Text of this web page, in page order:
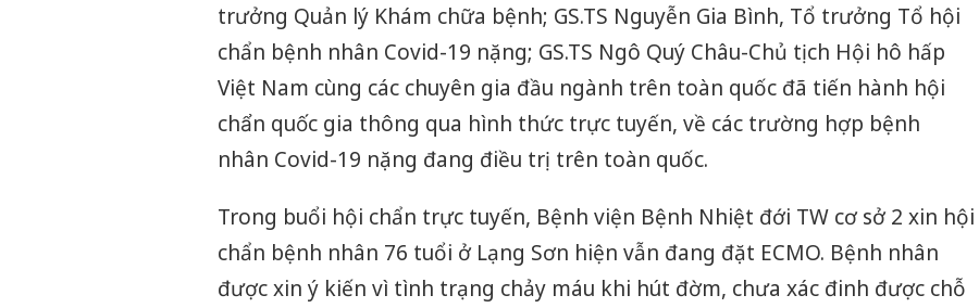
trưởng Quản lý Khám chữa bệnh; GS.TS Nguyễn Gia Bình, Tổ trưởng Tổ hội
chẩn bệnh nhân Covid-19 nặng; GS.TS Ngô Quý Châu-Chủ tịch Hội hô hấp
Việt Nam cùng các chuyên gia đầu ngành trên toàn quốc đã tiến hành hội
chẩn quốc gia thông qua hình thức trực tuyến, về các trường hợp bệnh
nhân Covid-19 nặng đang điều trị trên toàn quốc.
Trong buổi hội chẩn trực tuyến, Bệnh viện Bệnh Nhiệt đới TW cơ sở 2 xin hội
chẩn bệnh nhân 76 tuổi ở Lạng Sơn hiện vẫn đang đặt ECMO. Bệnh nhân
được xin ý kiến vì tình trạng chảy máu khi hút đờm, chưa xác đinh được chỗ